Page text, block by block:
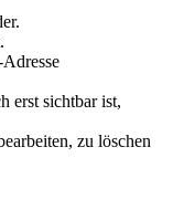
erst sichtbar ist,
zu löschen